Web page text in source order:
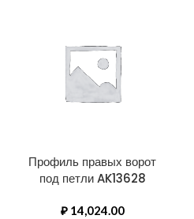
Профиль правых ворот
под петли AK13628
₽14,024.00